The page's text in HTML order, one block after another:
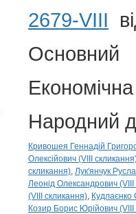
2679-VIII
Основний
Народний
Кривошея Геннадій
Олексійович (VIII
скликання) Лук'янчук
Леонід Олександрович (VIII
(VIII скликання) Кудлаєнко
Козир Борис Юрійович (VIII